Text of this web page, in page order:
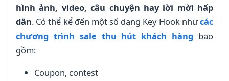
hình ảnh, video, câu chuyện hay lời mời hấp
dẫn. Có thể kể đến một số dạng Key Hook nhưcác
chương trình sale thu hút khách hàng bao
gồm:
Coupon, contest